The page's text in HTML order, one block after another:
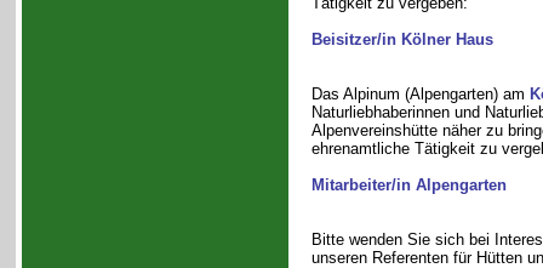
Beisitzer/in Kölner Haus
Das Alpinum (Alpengarten) am
Naturliebhaberinnen und
Alpenvereinshütte näher zu
ehrenamtliche Tätigkeit zu
Mitarbeiter/in Alpengarten
Bitte wenden Sie sich bei
unseren Referenten für Hütten